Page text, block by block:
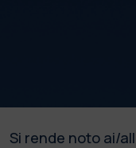
Si rende noto ai/